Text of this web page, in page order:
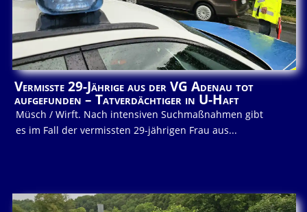
Vermisste 29-Jährige aus der VG Adenau tot
aufgefunden – Tatverdächtiger in U-Haft
Müsch / Wirft. Nach intensiven Suchmaßnahmen gibt
es im Fall der vermissten 29-jährigen Frau aus...